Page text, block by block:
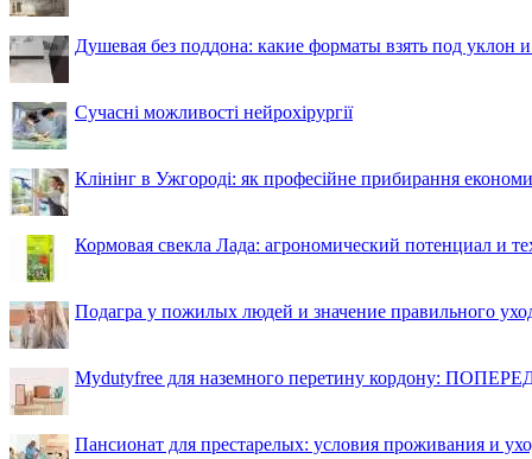
Душевая без поддона: какие форматы взять под уклон
Сучасні можливості нейрохірургії
Клінінг в Ужгороді: як професійне прибирання
Кормовая свекла Лада: агрономический потенциал и
Подагра у пожилых людей и значение правильного
Mydutyfree для наземного перетину кордону:
Пансионат для престарелых: условия проживания и